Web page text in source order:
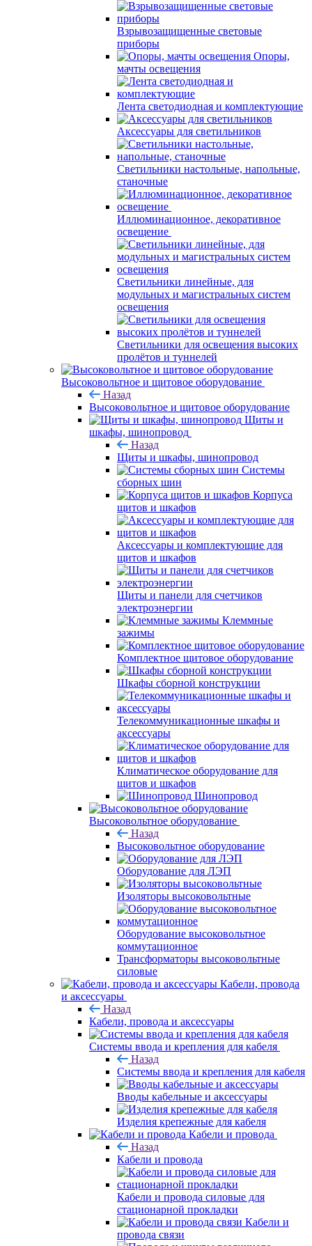
Взрывозащищенные световые
приборы
Опоры,
мачты освещения
Лента светодиодная и комплектующие
Аксессуары для светильников
Светильники настольные, напольные,
станочные
Иллюминационное, декоративное
освещение
Светильники линейные, для
модульных и магистральных систем
освещения
Светильники для освещения высоких
пролётов и туннелей
Высоковольтное и щитовое оборудование
Назад
Высоковольтное и щитовое оборудование
Щиты и
шкафы, шинопровод
Назад
Щиты и шкафы, шинопровод
Системы
сборных шин
Корпуса
щитов и шкафов
Аксессуары и комплектующие для
щитов и шкафов
Щиты и панели для счетчиков
электроэнергии
Клеммные
зажимы
Комплектное щитовое оборудование
Шкафы сборной конструкции
Телекоммуникационные шкафы и
аксессуары
Климатическое оборудование для
щитов и шкафов
Шинопровод
Высоковольтное оборудование
Назад
Высоковольтное оборудование
Оборудование для ЛЭП
Изоляторы высоковольтные
Оборудование высоковольтное
коммутационное
Трансформаторы высоковольтные
силовые
Кабели, провода
и аксессуары
Назад
Кабели, провода и аксессуары
Системы ввода и крепления для кабеля
Назад
Системы ввода и крепления для кабеля
Вводы кабельные и аксессуары
Изделия крепежные для кабеля
Кабели и провода
Назад
Кабели и провода
Кабели и провода силовые для
стационарной прокладки
Кабели и
провода связи